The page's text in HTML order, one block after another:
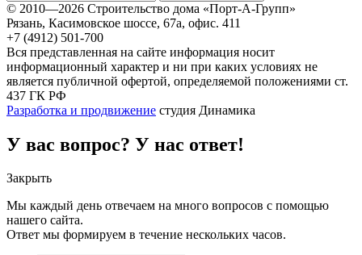
© 2010—2026 Строительство дома «Порт-А-Групп»
Рязань, Касимовское шоссе, 67а, офиc. 411
+7 (4912) 501-700
Вся представленная на сайте информация носит
информационный характер и ни при каких условиях не
является публичной офертой, определяемой положениями ст.
437 ГК РФ
Разработка и продвижение студия Динамика
У вас вопрос? У нас ответ!
Закрыть
Мы каждый день отвечаем на много вопросов с помощью
нашего сайта.
Ответ мы формируем в течение нескольких часов.